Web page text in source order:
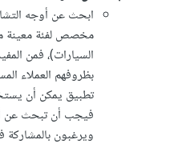
ابحث عن أوجه
مخصص لفئة معينة
السيارات)، فمن
بظروفهم العملاء
تطبيق يمكن أن
فيجب أن تبحث عن
ويرغبون